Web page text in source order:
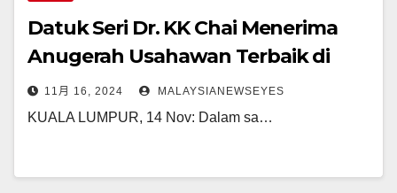
Datuk Seri Dr. KK Chai Menerima
Anugerah Usahawan Terbaik di
SEBA Awards 2024
11月 16, 2024 MALAYSIANEWSEYES
KUALA LUMPUR, 14 Nov: Dalam sa…